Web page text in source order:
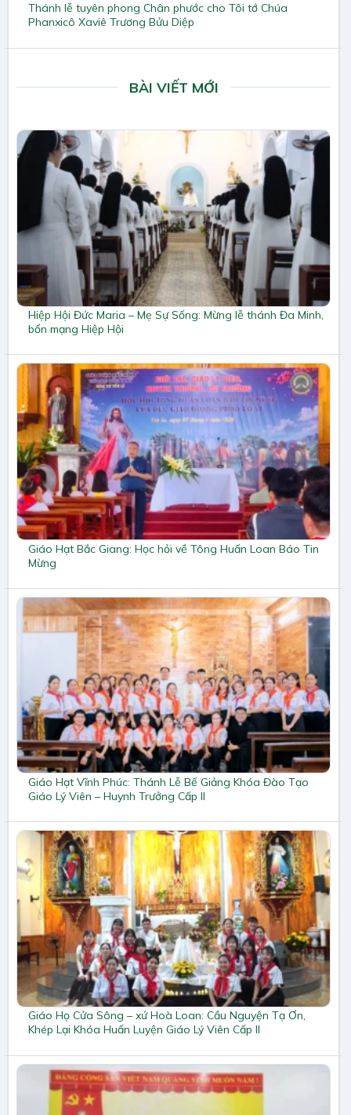
Thánh lễ tuyên phong Chân phước cho Tôi tớ Chúa
Phanxicô Xaviê Trương Bửu Diệp
BÀI VIẾT MỚI
Hiệp Hội Đức Maria – Mẹ Sự Sống: Mừng lễ thánh Đa Minh,
bổn mạng Hiệp Hội
Giáo Hạt Bắc Giang: Học hỏi về Tông Huấn Loan Báo Tin
Mừng
Giáo Hạt Vĩnh Phúc: Thánh Lễ Bế Giảng Khóa Đào Tạo
Giáo Lý Viên – Huynh Trưởng Cấp II
Giáo Họ Cửa Sông – xứ Hoà Loan: Cầu Nguyện Tạ Ơn,
Khép Lại Khóa Huấn Luyện Giáo Lý Viên Cấp II